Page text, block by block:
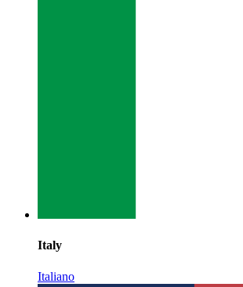
Italy
Italiano